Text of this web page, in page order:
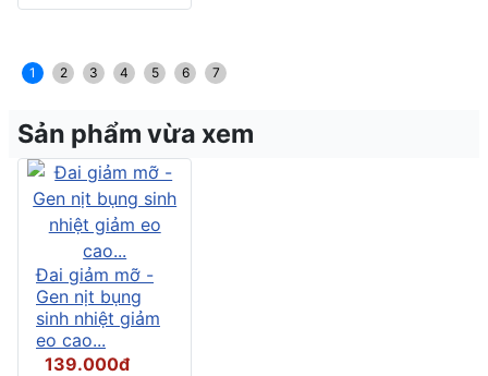
1 2 3 4 5 6 7
Sản phẩm vừa xem
Đai giảm mỡ -
Gen nịt bụng
sinh nhiệt giảm
eo cao...
139.000đ